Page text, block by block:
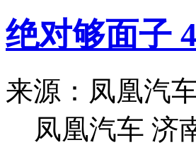
绝对够面子
来源：凤凰汽
凤凰汽车 济